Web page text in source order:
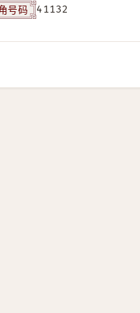
号码 41132